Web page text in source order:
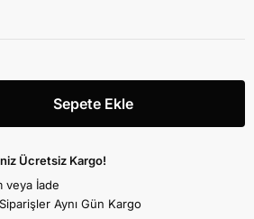
Sepete Ekle
Ücretsiz Kargo!
veya İade
Aynı Gün Kargo